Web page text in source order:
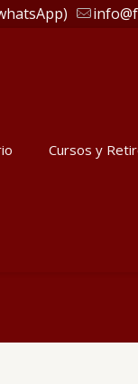
Cursos y